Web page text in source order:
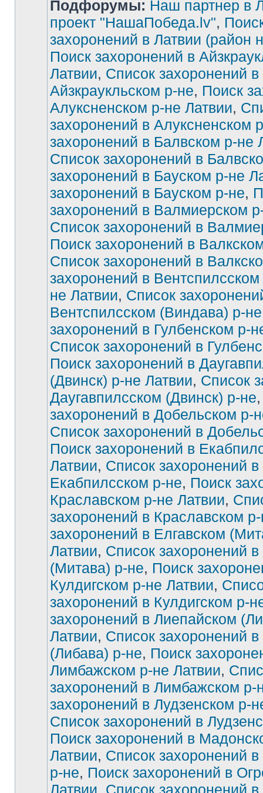
Нет
непрочитанных
сообщений
Подфорумы: Наш партнер в
проект "НашаПобеда.lv",
захоронений в Латвии (район
Поиск захоронений в
Латвии, Список захоронений в
Айзкраукльском р-не, Поиск
Алуксненском р-не Латвии,
захоронений в Алуксненском
захоронений в Балвском р-не
Список захоронений в
захоронений в Бауском р-не
захоронений в Бауском р-не,
захоронений в Валмиерском
Список захоронений в
Поиск захоронений в
Список захоронений в
захоронений в
не Латвии, Список
Вентспилсском (Виндава) р-не
захоронений в Гулбенском р-
Список захоронений в
Поиск захоронений в
(Двинск) р-не Латвии, Список
Даугавпилсском (Двинск) р-не
захоронений в Добельском р-
Список захоронений в
Поиск захоронений в
Латвии, Список захоронений в
Екабпилсском р-не, Поиск
Краславском р-не Латвии,
захоронений в Краславском
захоронений в Елгавском
Латвии, Список захоронений
(Митава) р-не, Поиск
Кулдигском р-не Латвии,
захоронений в Кулдигском р-
захоронений в Лиепайском
Латвии, Список захоронений
(Либава) р-не, Поиск
Лимбажском р-не Латвии,
захоронений в Лимбажском р-
захоронений в Лудзенском р-
Список захоронений в
Поиск захоронений в
Латвии, Список захоронений
р-не, Поиск захоронений в
Латвии, Список захоронений